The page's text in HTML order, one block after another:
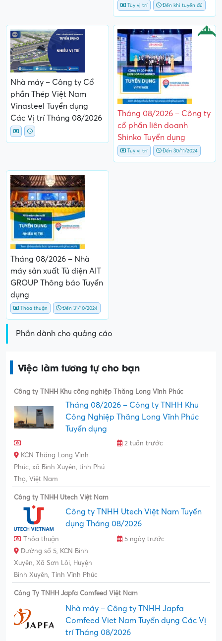
Tùy vị trí Đến khi tuyển đủ
Nhà máy – Công ty Cổ
phần Thép Việt Nam
Vinasteel Tuyển dụng
Các Vị trí Tháng 08/2026
Nổi bật
Tháng 08/2026 – Công ty
cổ phần liên doanh
Shinko Tuyển dụng
Tuỳ vị trí Đến 30/11/2024
Tháng 08/2026 – Nhà
máy sản xuất Tủ điện AIT
GROUP Thông báo Tuyển
dụng
Thỏa thuận Đến 31/10/2024
Phần dành cho quảng cáo
Việc làm tương tự cho bạn
Công ty TNHH Khu công nghiệp Thăng Long Vĩnh Phúc
Tháng 08/2026 – Công ty TNHH Khu
Công Nghiệp Thăng Long Vĩnh Phúc
Tuyển dụng
2 tuần trước
KCN Thăng Long Vĩnh
Phúc, xã Bình Xuyên, tỉnh Phú
Thọ, Việt Nam
Công ty TNHH Utech Việt Nam
Công ty TNHH Utech Việt Nam Tuyển
dụng Tháng 08/2026
Thỏa thuận
5 ngày trước
Đường số 5, KCN Bình
Xuyên, Xã Sơn Lôi, Huyện
Bình Xuyên, Tỉnh Vĩnh Phúc
Công Ty TNHH Japfa Comfeed Việt Nam
Nhà máy – Công ty TNHH Japfa
Comfeed Viet Nam Tuyển dụng Các Vị
trí Tháng 08/2026